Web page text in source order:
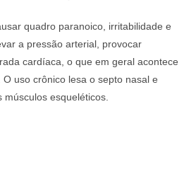
quadro paranoico, irritabilidade e
a pressão arterial, provocar
cardíaca, o que em geral acontece
uso crônico lesa o septo nasal e
esqueléticos.